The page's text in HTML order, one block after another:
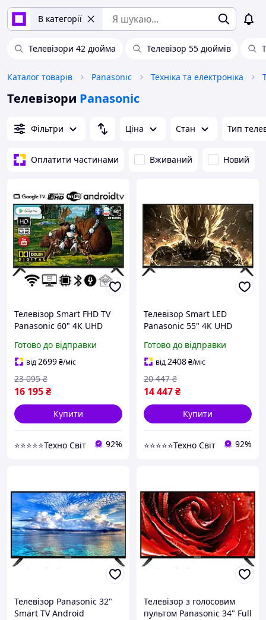
В категорії
Телевізори 42 дюйма Телевізор 55 дюймів
Каталог товарів Panasonic Техніка та електроніка
Телевізори Panasonic
Фільтри Ціна Стан Тип
Оплатити частинами Вживаний Новий
Телевізор Smart FHD TV
Panasonic 60" 4К UHD
Готово до відправки
від2699₴/міс
16 195₴
23 095 ₴
Купити
⭐⭐⭐⭐⭐Техно Світ 92%
Телевізор Smart LED
Panasonic 55" 4К UHD
Готово до відправки
від2408₴/міс
14 447₴
20 447 ₴
Купити
⭐⭐⭐⭐⭐Техно Світ 92%
Телевізор Panasonic 32"
Smart TV Android
Телевізор з голосовим
пультом Panasonic 34" Full